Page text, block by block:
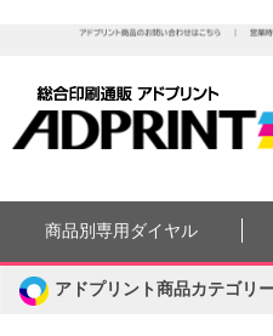
商品別専用ダイヤル
アドプリント商品カテゴリ